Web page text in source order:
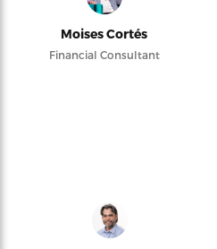
Moises Cortés
Financial Consultant